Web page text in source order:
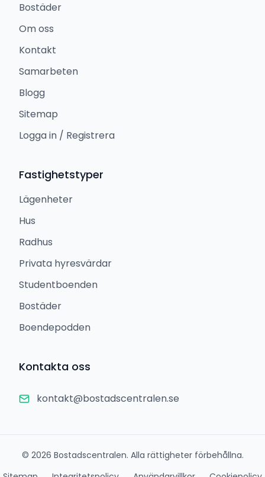
Bostäder
Om oss
Kontakt
Samarbeten
Blogg
Sitemap
Logga in / Registrera
Fastighetstyper
Lägenheter
Hus
Radhus
Privata hyresvärdar
Studentboenden
Bostäder
Boendepodden
Kontakta oss
kontakt@bostadscentralen.se
© 2026 Bostadscentralen. Alla rättigheter förbehållna.